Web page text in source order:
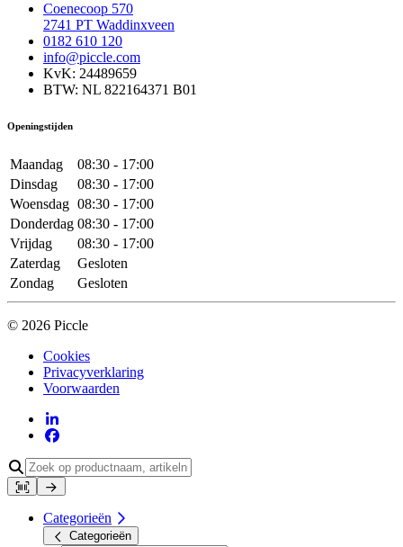
Coenecoop 570
2741 PT Waddinxveen
0182 610 120
info@piccle.com
KvK: 24489659
BTW: NL 822164371 B01
Openingstijden
Maandag
08:30 - 17:00
Dinsdag
08:30 - 17:00
Woensdag 08:30 - 17:00
Donderdag 08:30 - 17:00
Vrijdag
08:30 - 17:00
Zaterdag
Gesloten
Zondag
Gesloten
© 2026 Piccle
Cookies
Privacyverklaring
Voorwaarden
Categorieën
Categorieën